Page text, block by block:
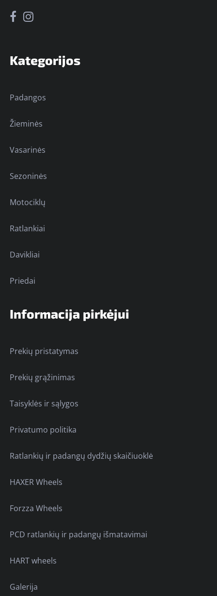
Kategorijos
Padangos
Žieminės
Vasarinės
Sezoninės
Motociklų
Ratlankiai
Davikliai
Priedai
Informacija pirkėjui
Prekių pristatymas
Prekių grąžinimas
Taisyklės ir sąlygos
Privatumo politika
Ratlankių ir padangų dydžių skaičiuoklė
HAXER Wheels
Forzza Wheels
PCD ratlankių ir padangų išmatavimai
HART wheels
Galerija